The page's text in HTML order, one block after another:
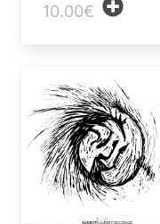
10.00€